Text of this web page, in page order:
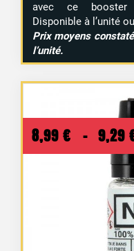
avec ce booster
Disponible à l’unité
Prix moyens
l’unité.
8,99 € – 9,29